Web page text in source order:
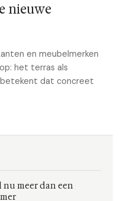
nieuwe
en meubelmerken
het terras als
betekent dat concreet
meer dan een